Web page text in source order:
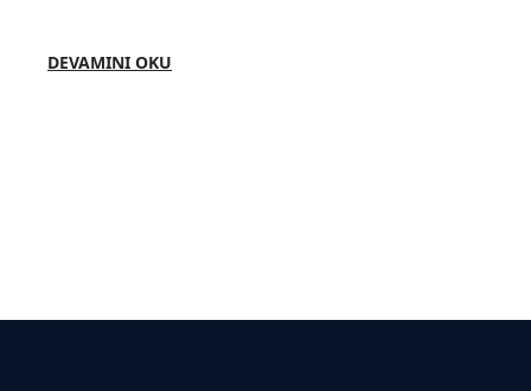
DEVAMINI OKU